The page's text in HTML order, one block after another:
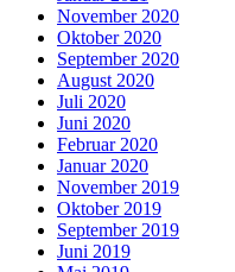
November 2020
Oktober 2020
September 2020
August 2020
Juli 2020
Juni 2020
Februar 2020
Januar 2020
November 2019
Oktober 2019
September 2019
Juni 2019